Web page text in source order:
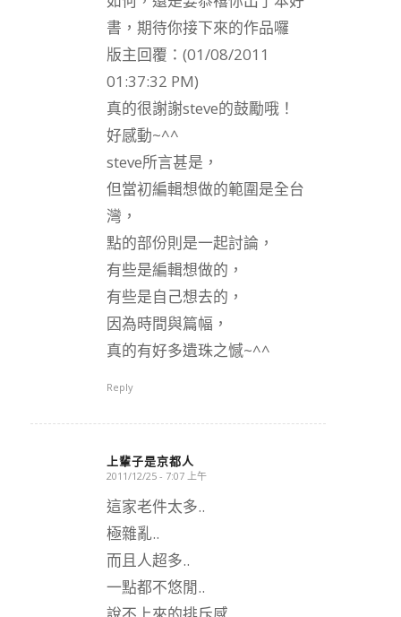
書，期待你接下來的作品囉
版主回覆：(01/08/2011
01:37:32 PM)
真的很謝謝steve的鼓勵哦！
好感動~^^
steve所言甚是，
但當初編輯想做的範圍是全台
灣，
點的部份則是一起討論，
有些是編輯想做的，
有些是自己想去的，
因為時間與篇幅，
真的有好多遺珠之憾~^^
Reply
上輩子是京都人
says:
2011/12/25 - 7:07 上午
這家老件太多..
極雜亂..
而且人超多..
一點都不悠閒..